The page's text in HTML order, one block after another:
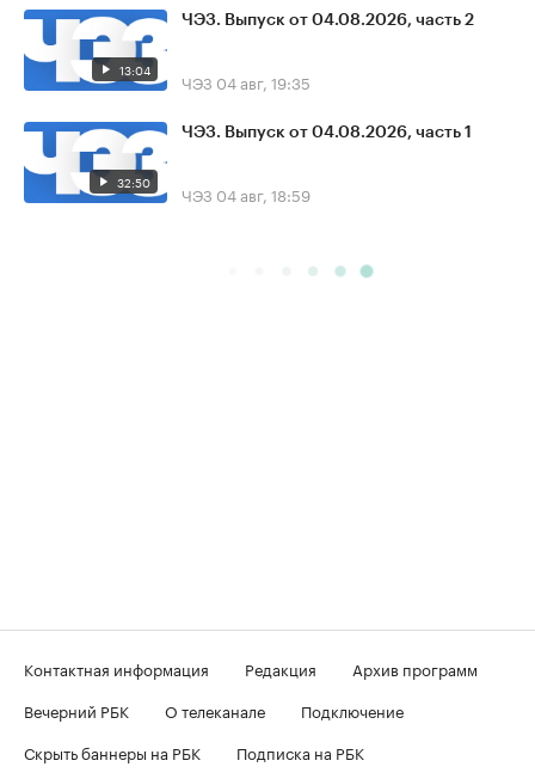
13:04
ЧЭЗ. Выпуск от 04.08.2026, часть 2
ЧЭЗ 04 авг, 19:35
32:50
ЧЭЗ. Выпуск от 04.08.2026, часть 1
ЧЭЗ 04 авг, 18:59
Контактная информация Редакция
Архив программ
Вечерний РБК
О телеканале
Подключение
Скрыть баннеры на РБК
Подписка на РБК